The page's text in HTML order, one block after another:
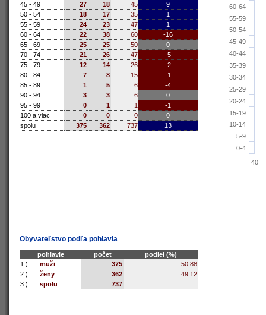
45 - 49
27 18 45
9
50 - 54
18 17 35
1
55 - 59
24 23 47
1
60 - 64
22 38 60
-16
65 - 69
25 25 50
0
70 - 74
21 26 47
-5
75 - 79
12 14 26
-2
80 - 84
7 8 15
-1
85 - 89
1 5 6
-4
90 - 94
3 3 6
0
95 - 99
0 1 1
-1
100 a viac
0 0 0
0
spolu
375 362 737 13
0-4
5-9
10-14
15-19
20-24
25-29
30-34
35-39
40-44
45-49
50-54
55-59
60-64
40
Obyvateľstvo podľa pohlavia
pohlavie počet
podiel (%)
1.)
muži 375
50.88
2.)
ženy 362
49.12
3.)
spolu 737